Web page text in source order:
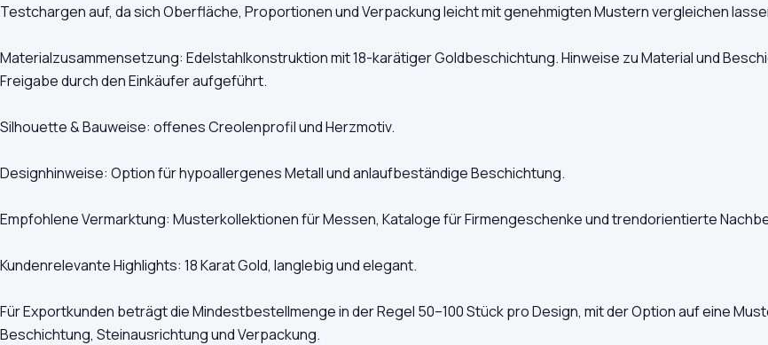
Testchargen auf, da sich Oberfläche, Proportionen und Verpackung leicht mit genehmigten Mustern vergleichen
Materialzusammensetzung: Edelstahlkonstruktion mit 18-karätiger Goldbeschichtung. Hinweise zu Material und
Freigabe durch den Einkäufer aufgeführt.
Silhouette & Bauweise: offenes Creolenprofil und Herzmotiv.
Designhinweise: Option für hypoallergenes Metall und anlaufbeständige Beschichtung.
Empfohlene Vermarktung: Musterkollektionen für Messen, Kataloge für Firmengeschenke und trendorientierte
Kundenrelevante Highlights: 18 Karat Gold, langlebig und elegant.
Für Exportkunden beträgt die Mindestbestellmenge in der Regel 50–100 Stück pro Design, mit der Option auf eine
Beschichtung, Steinausrichtung und Verpackung.